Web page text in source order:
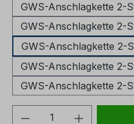
GWS-Anschlagkette 2-
GWS-Anschlagkette 2-
GWS-Anschlagkette 2-
GWS-Anschlagkette 2-
GWS-Anschlagkette 2-
Produkt Anzahl: